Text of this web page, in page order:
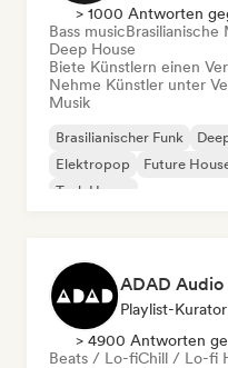
> 1000 Antworten
Bass musicBrasilianische
Deep House
Biete Künstlern einen
Nehme Künstler unter
Musik
Brasilianischer Funk
Elektropop
Future
Tech House
ADAD Audio
Playlist-Kurator
> 4900 Antworten
Beats / Lo-fiChill / Lo-fi